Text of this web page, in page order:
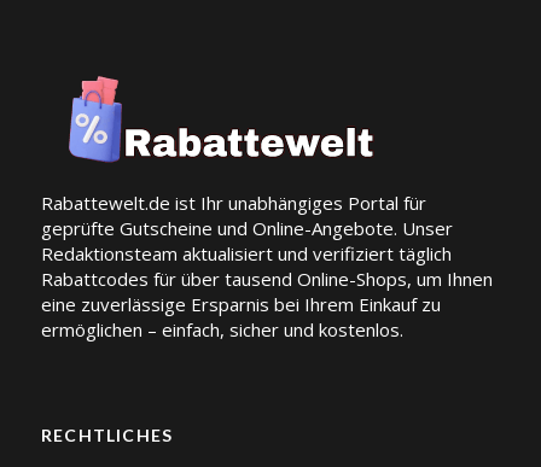
Rabattewelt.de ist Ihr unabhängiges Portal für
geprüfte Gutscheine und Online-Angebote. Unser
Redaktionsteam aktualisiert und verifiziert täglich
Rabattcodes für über tausend Online-Shops, um Ihnen
eine zuverlässige Ersparnis bei Ihrem Einkauf zu
ermöglichen – einfach, sicher und kostenlos.
RECHTLICHES